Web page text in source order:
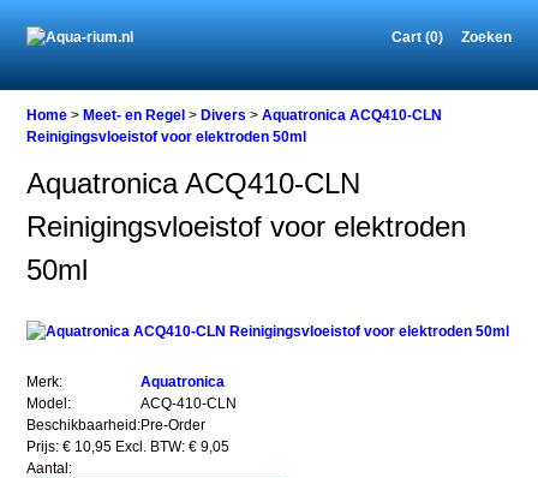
Cart (0) Zoeken
Home
Meet-
en
Regel
Divers
Aquatronica
CLN
elektroden
50ml
Home >Meet- en Regel >Divers >Aquatronica ACQ410-CLN
Reinigingsvloeistof voor elektroden 50ml
Aquatronica ACQ410-CLN
Reinigingsvloeistof voor elektroden
50ml
Merk:
Aquatronica
Model:
ACQ-410-CLN
Beschikbaarheid:Pre-Order
Prijs: € 10,95 Excl. BTW: € 9,05
Aantal: